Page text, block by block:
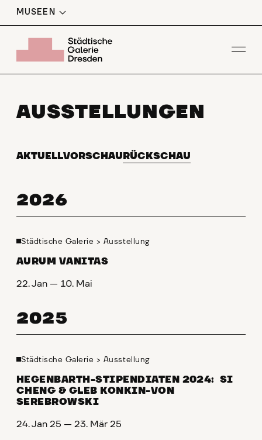
MUSEEN
AUSSTELLUNGEN
AKTUELLVORSCHAU RÜCKSCHAU
2026
Städtische Galerie > Ausstellung
AURUM VANITAS
22. Jan — 10. Mai
2025
Städtische Galerie > Ausstellung
HEGENBARTH-STIPENDIATEN 2024: SI
CHENG & GLEB KONKIN-VON
SEREBROWSKI
24. Jan 25 — 23. Mär 25